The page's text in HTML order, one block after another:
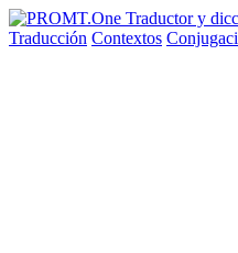
Traducción Contextos